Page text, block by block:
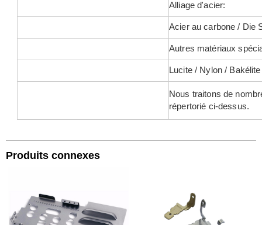
Alliage d'acier:
Acier au carbone / Die
Autres matériaux
Lucite / Nylon /
Nous traitons de
répertorié ci-dessus.
Produits connexes